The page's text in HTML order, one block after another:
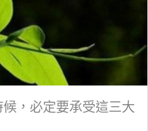
，必定要承受這三大